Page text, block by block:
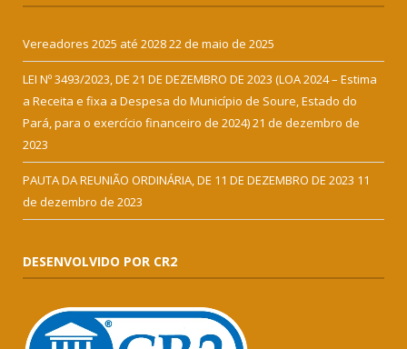
Vereadores 2025 até 202822 de maio de 2025
LEI Nº 3493/2023, DE 21 DE DEZEMBRO DE 2023 (LOA 2024 – Estima
a Receita e fixa a Despesa do Município de Soure, Estado do
Pará, para o exercício financeiro de 2024)21 de dezembro de
2023
PAUTA DA REUNIÃO ORDINÁRIA, DE 11 DE DEZEMBRO DE 2023 11
de dezembro de 2023
DESENVOLVIDO POR CR2